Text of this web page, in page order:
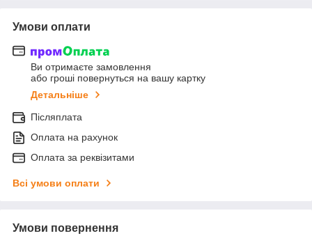
Умови оплати
Ви отримаєте замовлення
або гроші повернуться на вашу картку
Детальніше
Післяплата
Оплата на рахунок
Оплата за реквізитами
Всі умови оплати
Умови повернення